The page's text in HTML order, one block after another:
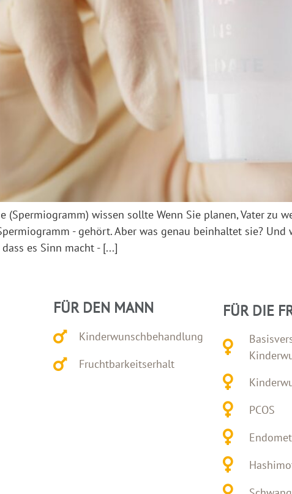
(Spermiogramm) wissen sollte Wenn Sie planen, Vater zu
- gehört. Aber was genau beinhaltet sie?
es Sinn macht - [...]
FÜR DEN MANN
Kinderwunschbehandlung
Fruchtbarkeitserhalt
FÜR DIE
PCOS